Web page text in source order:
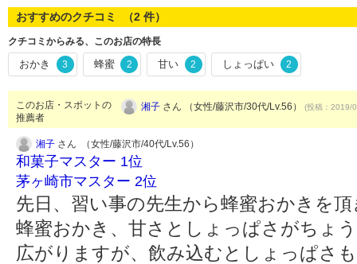
おすすめのクチコミ （2 件）
クチコミからみる、このお店の特長
おかき 3 蜂蜜 2 甘い 2 しょっぱい 2
このお店・スポットの
推薦者
湘子 さん （女性/藤沢市/30代/Lv.56） (投稿：2019/
湘子 さん （女性/藤沢市/40代/Lv.56）
和菓子マスター 1位
茅ヶ崎市マスター 2位
先日、習い事の先生から蜂蜜おかきを
蜂蜜おかき、甘さとしょっぱさがちょ
広がりますが、飲み込むとしょっぱさ